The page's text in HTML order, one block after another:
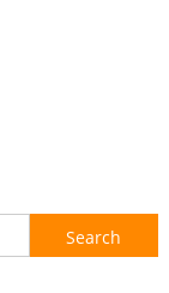
Search
for: